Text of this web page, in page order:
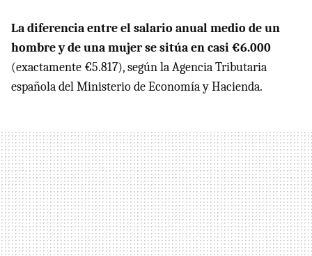
La diferencia entre el salario anual medio de un
hombre y de una mujer se sitúa en casi €6.000
(exactamente €5.817), según la Agencia Tributaria
española del Ministerio de Economía y Hacienda.